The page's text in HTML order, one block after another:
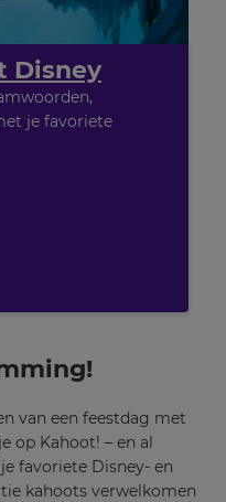
Disney
je favoriete
van een feestdag met
op Kahoot! – en al
favoriete Disney- en
kahoots verwelkomen